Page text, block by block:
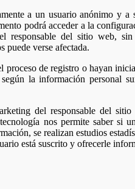
a un usuario anónimo y
podrá acceder a la
responsable del sitio web,
puede verse afectada.
de registro o hayan
según la información personal
del responsable del
nos permite saber si
se realizan estudios
está suscrito y ofrecerle